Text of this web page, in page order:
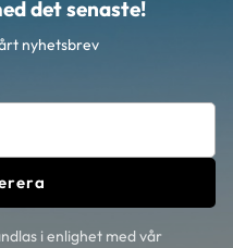
det senaste!
nyhetsbrev
i enlighet med vår